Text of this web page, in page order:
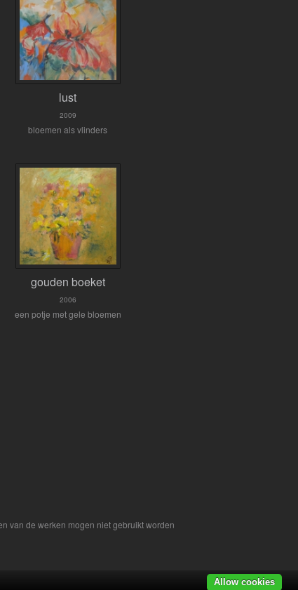
lust
2009
bloemen als vlinders
gouden boeket
2006
een potje met gele bloemen
van de werken mogen niet gebruikt worden
Allow cookies